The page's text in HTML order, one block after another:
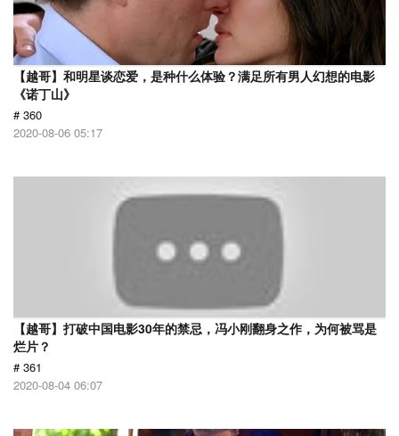
【越哥】和明星谈恋爱，是种什么体验？满足所有男人幻想的电影
《诺丁山》
# 360
2020-08-06 05:17
【越哥】打破中国电影30年的禁忌，冯小刚翻身之作，为何被骂是
烂片？
# 361
2020-08-04 06:07